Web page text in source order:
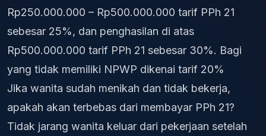
Rp250.000.000 – Rp500.000.000 tarif PPh 21
sebesar 25%, dan penghasilan di atas
Rp500.000.000 tarif PPh 21 sebesar 30%. Bagi
yang tidak memiliki NPWP dikenai tarif 20%
Jika wanita sudah menikah dan tidak bekerja,
apakah akan terbebas dari membayar PPh 21?
Tidak jarang wanita keluar dari pekerjaan setelah